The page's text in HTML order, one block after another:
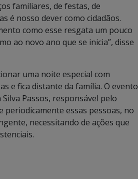
familiares, de festas, de
é nosso dever como cidadãos.
como esse resgata um pouco
ao novo ano que se inicia”, disse
uma noite especial com
e fica distante da família. O evento
Passos, responsável pelo
periodicamente essas pessoas, no
necessitando de ações que